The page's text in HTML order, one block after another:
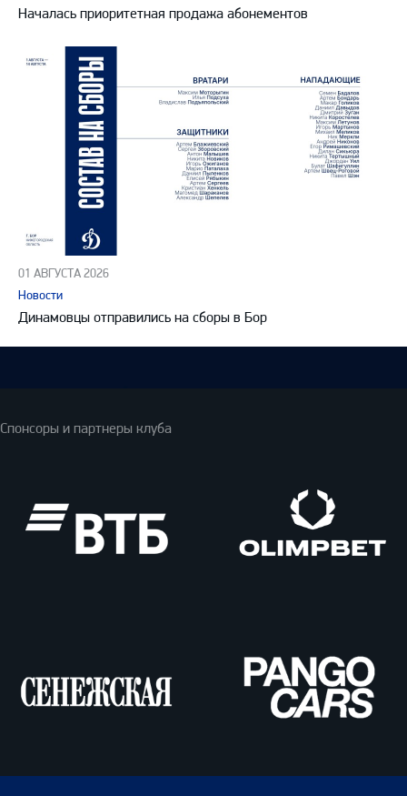
Началась приоритетная продажа абонементов
01 АВГУСТА 2026
Новости
Динамовцы отправились на сборы в Бор
Спонсоры и партнеры клуба
Cars